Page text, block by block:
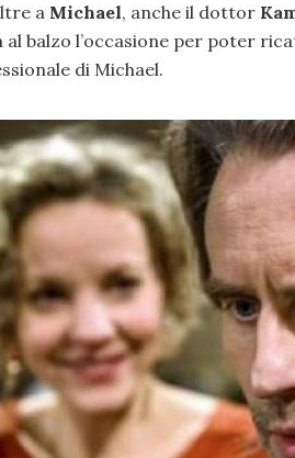
a Michael, anche il dottor
al balzo l’occasione per poter
di Michael.